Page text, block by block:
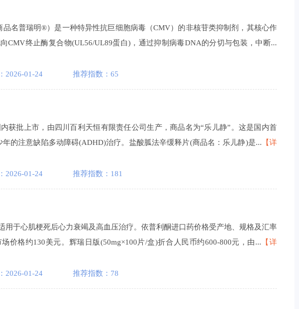
品名普瑞明®）是一种特异性抗巨细胞病毒（CMV）的非核苷类抑制剂，其核心作
CMV终止酶复合物(UL56/UL89蛋白)，通过抑制病毒DNA的分切与包装，中断...
2026-01-24 推荐指数：65
获批上市，由四川百利天恒有限责任公司生产，商品名为“乐儿静”。这是国内首
的注意缺陷多动障碍(ADHD)治疗。盐酸胍法辛缓释片(商品名：乐儿静)是... 【详
2026-01-24 推荐指数：181
用于心肌梗死后心力衰竭及高血压治疗。依普利酮进口药价格受产地、规格及汇率
价格约130美元。辉瑞日版(50mg×100片/盒)折合人民币约600-800元，由... 【详
2026-01-24 推荐指数：78